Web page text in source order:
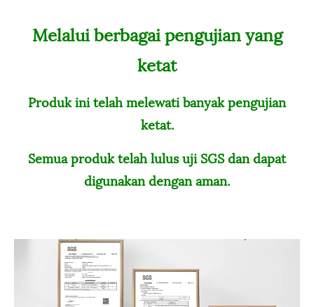
Melalui berbagai pengujian yang
ketat
Produk ini telah melewati banyak pengujian
ketat.
Semua produk telah lulus uji SGS dan dapat
digunakan dengan aman.